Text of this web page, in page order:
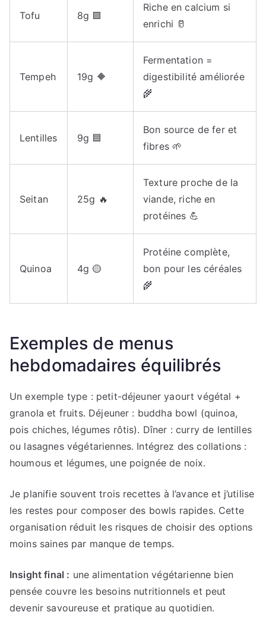
Tofu 8g 🟩
Riche en calcium si
enrichi 🥛
Tempeh 19g 🔶
Fermentation =
digestibilité améliorée
🌾
Lentilles 9g 🟦
Bon source de fer et
fibres 🌱
Seitan 25g 🔥
Texture proche de la
viande, riche en
protéines 💪
Quinoa 4g 🟡
Protéine complète,
bon pour les céréales
🌾
Exemples de menus
hebdomadaires équilibrés
Un exemple type : petit-déjeuner yaourt végétal +
granola et fruits. Déjeuner : buddha bowl (quinoa,
pois chiches, légumes rôtis). Dîner : curry de lentilles
ou lasagnes végétariennes. Intégrez des collations :
houmous et légumes, une poignée de noix.
Je planifie souvent trois recettes à l’avance et j’utilise
les restes pour composer des bowls rapides. Cette
organisation réduit les risques de choisir des options
moins saines par manque de temps.
Insight final : une alimentation végétarienne bien
pensée couvre les besoins nutritionnels et peut
devenir savoureuse et pratique au quotidien.